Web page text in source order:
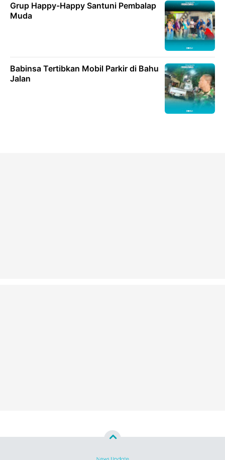
Grup Happy-Happy Santuni Pembalap
Muda
Babinsa Tertibkan Mobil Parkir di Bahu
Jalan